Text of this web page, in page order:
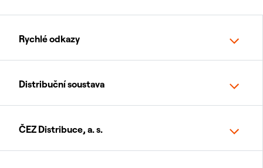
Rychlé odkazy
Distribuční soustava
ČEZ Distribuce, a. s.